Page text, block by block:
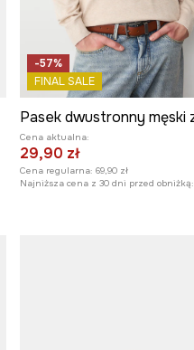
-57%
FINAL SALE
Cena aktualna:
29,90 zł
Cena regularna: 69,90 zł
Najniższa cena z 30 dni przed obniżką: